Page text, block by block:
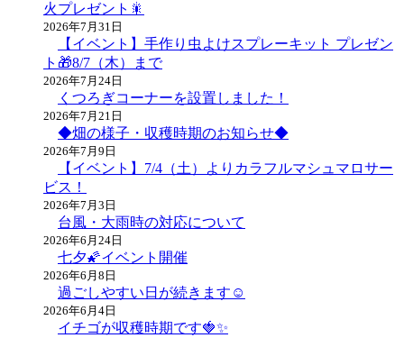
火プレゼント🎇
2026年7月31日
【イベント】手作り虫よけスプレーキット プレゼン
ト🎁8/7（木）まで
2026年7月24日
くつろぎコーナーを設置しました！
2026年7月21日
◆畑の様子・収穫時期のお知らせ◆
2026年7月9日
【イベント】7/4（土）よりカラフルマシュマロサー
ビス！
2026年7月3日
台風・大雨時の対応について
2026年6月24日
七夕🌠イベント開催
2026年6月8日
過ごしやすい日が続きます☺
2026年6月4日
イチゴが収穫時期です🍓✨